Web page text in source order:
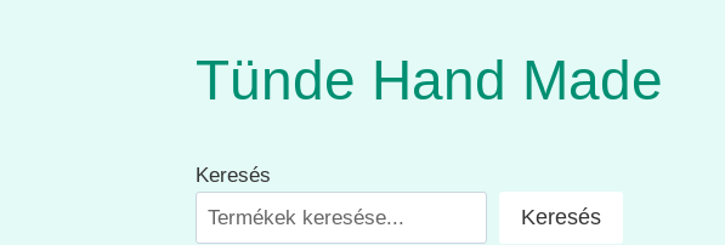
Tünde Hand Made
Keresés
Keresés